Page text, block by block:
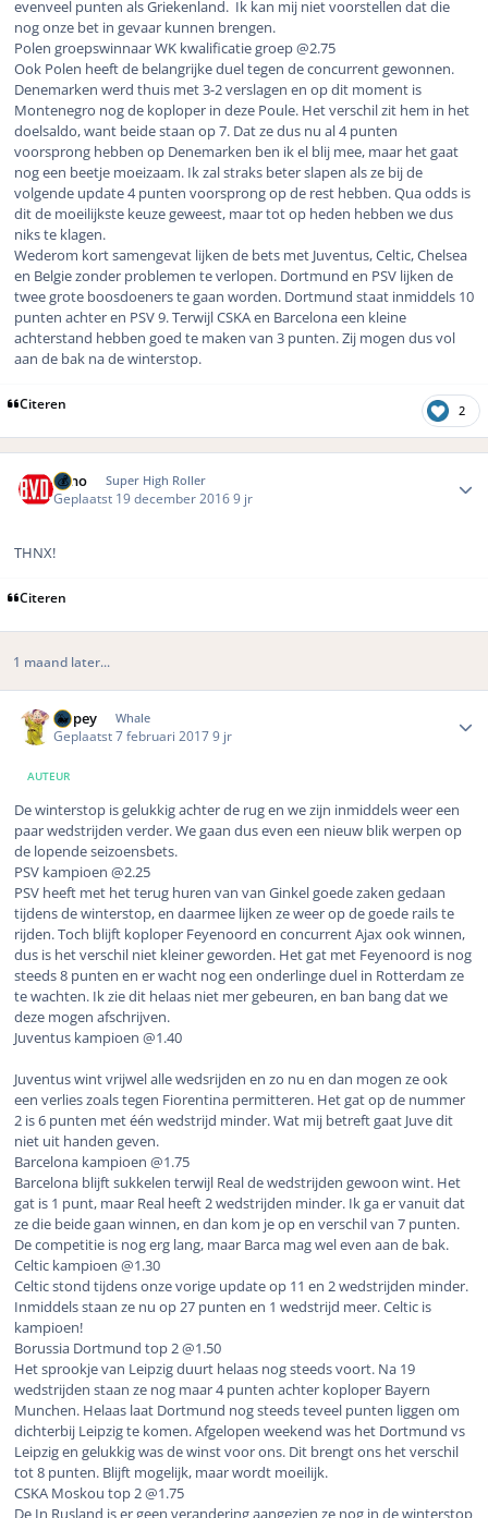
evenveel punten als Griekenland. Ik kan mij niet voorstellen dat die
nog onze bet in gevaar kunnen brengen.
Polen groepswinnaar WK kwalificatie groep @2.75
Ook Polen heeft de belangrijke duel tegen de concurrent gewonnen.
Denemarken werd thuis met 3-2 verslagen en op dit moment is
Montenegro nog de koploper in deze Poule. Het verschil zit hem in het
doelsaldo, want beide staan op 7. Dat ze dus nu al 4 punten
voorsprong hebben op Denemarken ben ik el blij mee, maar het gaat
nog een beetje moeizaam. Ik zal straks beter slapen als ze bij de
volgende update 4 punten voorsprong op de rest hebben. Qua odds is
dit de moeilijkste keuze geweest, maar tot op heden hebben we dus
niks te klagen.
Wederom kort samengevat lijken de bets met Juventus, Celtic, Chelsea
en Belgie zonder problemen te verlopen. Dortmund en PSV lijken de
twee grote boosdoeners te gaan worden. Dortmund staat inmiddels 10
punten achter en PSV 9. Terwijl CSKA en Barcelona een kleine
achterstand hebben goed te maken van 3 punten. Zij mogen dus vol
aan de bak na de winterstop.
Citeren 2
Reno Super High Roller
Geplaatst 19 december 20169 jr
THNX!
Citeren
1 maand later...
Dopey Whale
Geplaatst7 februari 20179 jr
AUTEUR
De winterstop is gelukkig achter de rug en we zijn inmiddels weer een
paar wedstrijden verder. We gaan dus even een nieuw blik werpen op
de lopende seizoensbets.
PSV kampioen @2.25
PSV heeft met het terug huren van van Ginkel goede zaken gedaan
tijdens de winterstop, en daarmee lijken ze weer op de goede rails te
rijden. Toch blijft koploper Feyenoord en concurrent Ajax ook winnen,
dus is het verschil niet kleiner geworden. Het gat met Feyenoord is nog
steeds 8 punten en er wacht nog een onderlinge duel in Rotterdam ze
te wachten. Ik zie dit helaas niet mer gebeuren, en ban bang dat we
deze mogen afschrijven.
Juventus kampioen @1.40
Juventus wint vrijwel alle wedsrijden en zo nu en dan mogen ze ook
een verlies zoals tegen Fiorentina permitteren. Het gat op de nummer
2 is 6 punten met één wedstrijd minder. Wat mij betreft gaat Juve dit
niet uit handen geven.
Barcelona kampioen @1.75
Barcelona blijft sukkelen terwijl Real de wedstrijden gewoon wint. Het
gat is 1 punt, maar Real heeft 2 wedstrijden minder. Ik ga er vanuit dat
ze die beide gaan winnen, en dan kom je op en verschil van 7 punten.
De competitie is nog erg lang, maar Barca mag wel even aan de bak.
Celtic kampioen @1.30
Celtic stond tijdens onze vorige update op 11 en 2 wedstrijden minder.
Inmiddels staan ze nu op 27 punten en 1 wedstrijd meer. Celtic is
kampioen!
Borussia Dortmund top 2 @1.50
Het sprookje van Leipzig duurt helaas nog steeds voort. Na 19
wedstrijden staan ze nog maar 4 punten achter koploper Bayern
Munchen. Helaas laat Dortmund nog steeds teveel punten liggen om
dichterbij Leipzig te komen. Afgelopen weekend was het Dortmund vs
Leipzig en gelukkig was de winst voor ons. Dit brengt ons het verschil
tot 8 punten. Blijft mogelijk, maar wordt moeilijk.
CSKA Moskou top 2 @1.75
De In Rusland is er geen verandering aangezien ze nog in de winterstop